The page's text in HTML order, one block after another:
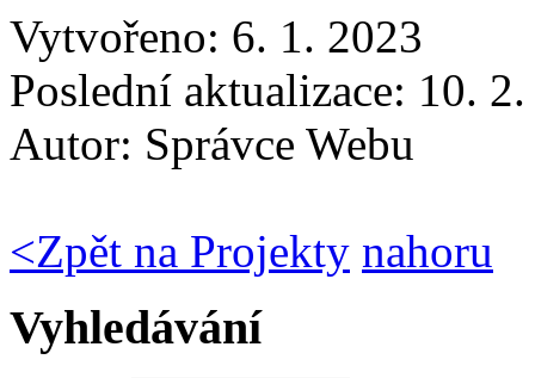
Vytvořeno: 6. 1. 2023
Poslední aktualizace: 10.
Autor: Správce Webu
<Zpět na Projekty nahoru
Vyhledávání